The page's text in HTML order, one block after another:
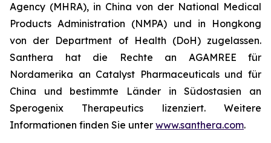
Agency (MHRA), in China von der National Medical
Products Administration (NMPA) und in Hongkong
von der Department of Health (DoH) zugelassen.
Santhera hat die Rechte an AGAMREE für
Nordamerika an Catalyst Pharmaceuticals und für
China und bestimmte Länder in Südostasien an
Sperogenix Therapeutics lizenziert. Weitere
Informationen finden Sie unter www.santhera.com.